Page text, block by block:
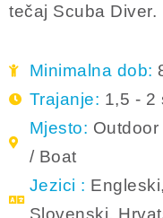
tečaj Scuba Diver.
Minimalna dob:
Trajanje: 1,5 - 2
Mjesto:
/ Boat
Jezici :